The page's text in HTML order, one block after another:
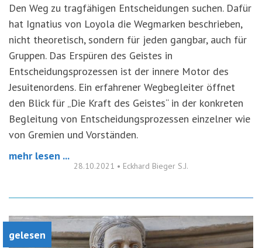
Den Weg zu tragfähigen Entscheidungen suchen. Dafür
hat Ignatius von Loyola die Wegmarken beschrieben,
nicht theoretisch, sondern für jeden gangbar, auch für
Gruppen. Das Erspüren des Geistes in
Entscheidungsprozessen ist der innere Motor des
Jesuitenordens. Ein erfahrener Wegbegleiter öffnet
den Blick für „Die Kraft des Geistes“ in der konkreten
Begleitung von Entscheidungsprozessen einzelner wie
von Gremien und Vorständen.
mehr lesen ...
28.10.2021 • Eckhard Bieger S.J.
gelesen